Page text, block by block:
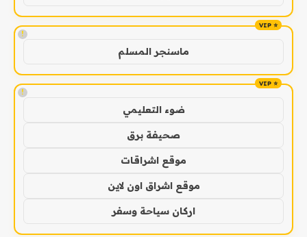
!
ماسنجر المسلم
!
ضوء التعليمي
صحيفة برق
موقع اشراقات
موقع اشراق اون لاين
اركان سياحة وسفر